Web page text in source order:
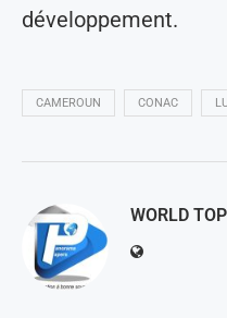
développement.
CAMEROUN CONAC
WORLD